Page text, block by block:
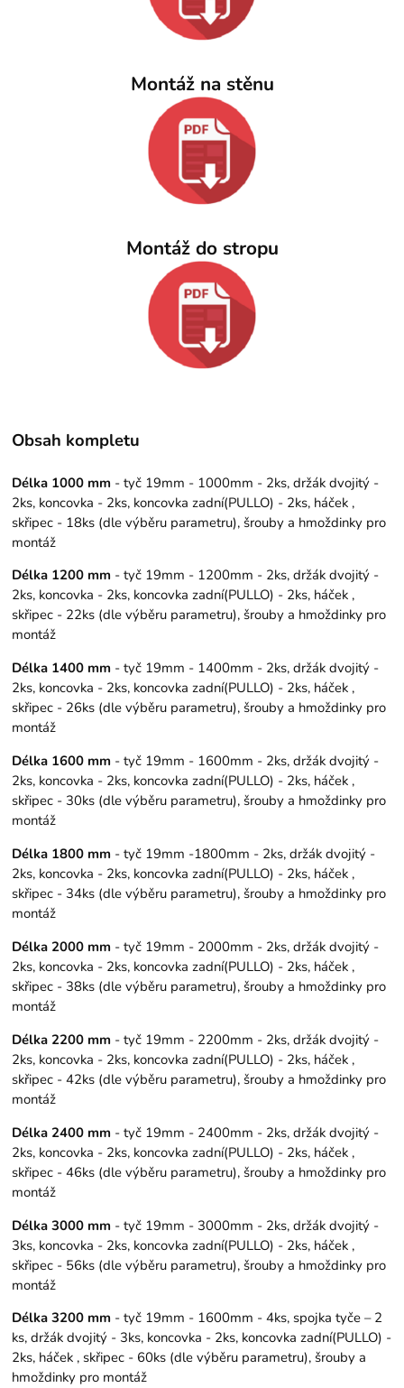
Montáž na stěnu
Montáž do stropu
Obsah kompletu
Délka 1000 mm - tyč 19mm - 1000mm - 2ks, držák dvojitý -
2ks, koncovka - 2ks, koncovka zadní(PULLO) - 2ks, háček ,
skřipec - 18ks (dle výběru parametru), šrouby a hmoždinky pro
montáž
Délka 1200 mm - tyč 19mm - 1200mm - 2ks, držák dvojitý -
2ks, koncovka - 2ks, koncovka zadní(PULLO) - 2ks, háček ,
skřipec - 22ks (dle výběru parametru), šrouby a hmoždinky pro
montáž
Délka 1400 mm - tyč 19mm - 1400mm - 2ks, držák dvojitý -
2ks, koncovka - 2ks, koncovka zadní(PULLO) - 2ks, háček ,
skřipec - 26ks (dle výběru parametru), šrouby a hmoždinky pro
montáž
Délka 1600 mm - tyč 19mm - 1600mm - 2ks, držák dvojitý -
2ks, koncovka - 2ks, koncovka zadní(PULLO) - 2ks, háček ,
skřipec - 30ks (dle výběru parametru), šrouby a hmoždinky pro
montáž
Délka 1800 mm - tyč 19mm -1800mm - 2ks, držák dvojitý -
2ks, koncovka - 2ks, koncovka zadní(PULLO) - 2ks, háček ,
skřipec - 34ks (dle výběru parametru), šrouby a hmoždinky pro
montáž
Délka 2000 mm - tyč 19mm - 2000mm - 2ks, držák dvojitý -
2ks, koncovka - 2ks, koncovka zadní(PULLO) - 2ks, háček ,
skřipec - 38ks (dle výběru parametru), šrouby a hmoždinky pro
montáž
Délka 2200 mm - tyč 19mm - 2200mm - 2ks, držák dvojitý -
2ks, koncovka - 2ks, koncovka zadní(PULLO) - 2ks, háček ,
skřipec - 42ks (dle výběru parametru), šrouby a hmoždinky pro
montáž
Délka 2400 mm - tyč 19mm - 2400mm - 2ks, držák dvojitý -
2ks, koncovka - 2ks, koncovka zadní(PULLO) - 2ks, háček ,
skřipec - 46ks (dle výběru parametru), šrouby a hmoždinky pro
montáž
Délka 3000 mm - tyč 19mm - 3000mm - 2ks, držák dvojitý -
3ks, koncovka - 2ks, koncovka zadní(PULLO) - 2ks, háček ,
skřipec - 56ks (dle výběru parametru), šrouby a hmoždinky pro
montáž
Délka 3200 mm - tyč 19mm - 1600mm - 4ks, spojka tyče – 2
ks, držák dvojitý - 3ks, koncovka - 2ks, koncovka zadní(PULLO) -
2ks, háček , skřipec - 60ks (dle výběru parametru), šrouby a
hmoždinky pro montáž